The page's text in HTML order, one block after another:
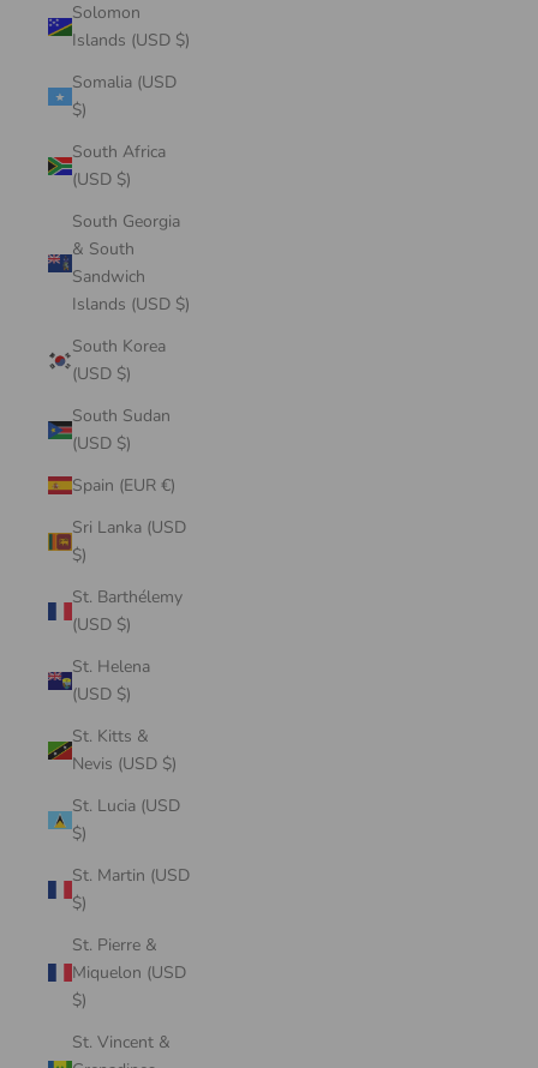
Solomon
Islands (USD $)
Somalia (USD
$)
South Africa
(USD $)
South Georgia
& South
Sandwich
Islands (USD $)
South Korea
(USD $)
South Sudan
(USD $)
Spain (EUR €)
Sri Lanka (USD
$)
St. Barthélemy
(USD $)
St. Helena
(USD $)
St. Kitts &
Nevis (USD $)
St. Lucia (USD
$)
St. Martin (USD
$)
St. Pierre &
Miquelon (USD
$)
St. Vincent &